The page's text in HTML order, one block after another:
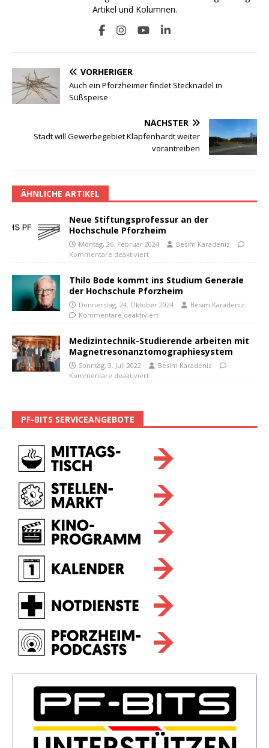
Artikel und Kolumnen.
VORHERIGER
Auch ein Pforzheimer findet Stecknadel in
Süßspeise
NÄCHSTER
Stadt will Gewerbegebiet Klapfenhardt weiter
vorantreiben
ÄHNLICHE ARTIKEL
Neue Stiftungsprofessur an der
Hochschule Pforzheim
Montag, 26. Februar 2024
Besim Karadeniz
Kommentare deaktiviert
Thilo Bode kommt ins Studium Generale
der Hochschule Pforzheim
Donnerstag, 24. Oktober 2024
Besim Karadeniz
Kommentare deaktiviert
Medizintechnik-Studierende arbeiten mit
Magnetresonanztomographiesystem
Sonntag, 3. Juli 2022
Besim Karadeniz
Kommentare deaktiviert
PF-BITS SERVICEANGEBOTE